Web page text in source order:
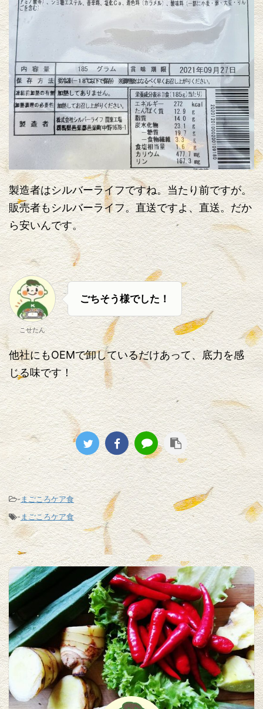
製造者はシルバーライフですね。当たり前ですが。
販売者もシルバーライフ。直送ですよ、直送。だか
ら安いんです。
こせたん
ごちそう様でした！
他社にもOEMで卸しているだけあって、底力を感
じる味です！
-まごころケア食
- まごころケア食